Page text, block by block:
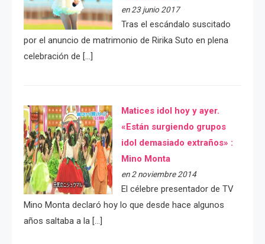
en 23 junio 2017
Tras el escándalo suscitado
por el anuncio de matrimonio de Ririka Suto en plena
celebración de […]
Matices idol hoy y ayer.
«Están surgiendo grupos
idol demasiado extraños» :
Mino Monta
en 2 noviembre 2014
El célebre presentador de TV
Mino Monta declaró hoy lo que desde hace algunos
años saltaba a la […]